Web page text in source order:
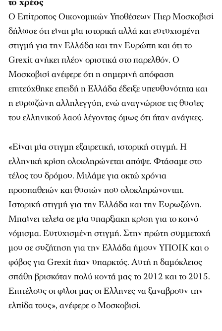
το χρέος
Ο Επίτροπος Οικονομικών Υποθέσεων Πιερ Μοσκοβισί
δήλωσε ότι είναι μία ιστορική αλλά και ευτυχισμένη
στιγμή για την Ελλάδα και την Ευρώπη και ότι το
Grexit ανήκει πλέον οριστικά στο παρελθόν. Ο
Μοσκοβισί ανέφερε ότι η σημερινή απόφαση
επιτεύχθηκε επειδή η Ελλάδα έδειξε υπευθυνότητα και
η ευρωζώνη αλληλεγγύη, ενώ αναγνώρισε τις θυσίες
του ελληνικού λαού λέγοντας όμως ότι ήταν ανάγκες.
«Είναι μία στιγμη εξαιρετική, ιστορική στιγμή. Η
ελληνική κρίση ολοκληρώνεται απόψε. Φτάσαμε στο
τέλος του δρόμου. Μιλάμε για οκτώ χρόνια
προσπαθειών και θυσιών που ολοκληρώνονται.
Ιστορική στιγμή για την Ελλάδα και την Ευρωζώνη.
Μπαίνει τελεία σε μία υπαρξιακη κρίση για το κοινό
νόμισμα. Ευτυχισμένη στιγμή. Στην πρώτη συμμετοχή
μου σε συζήτηση για την Ελλάδα ήμουν ΥΠΟΙΚ και ο
φόβος για Grexit ήταν υπαρκτός. Αυτή η δαμόκλειος
σπάθη βρισκόταν πολύ κοντά μας το 2012 και το 2015.
Επιτέλους οι φίλοι μας οι Ελληνες να ξαναβρουν την
ελπίδα τους», ανέφερε ο Μοσκοβισί.